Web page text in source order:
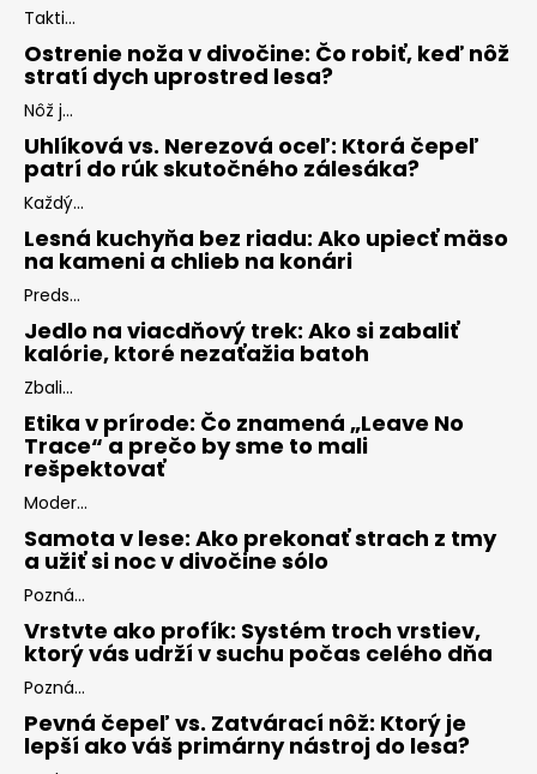
Takti...
Ostrenie noža v divočine: Čo robiť, keď nôž
stratí dych uprostred lesa?
Nôž j...
Uhlíková vs. Nerezová oceľ: Ktorá čepeľ
patrí do rúk skutočného zálesáka?
Každý...
Lesná kuchyňa bez riadu: Ako upiecť mäso
na kameni a chlieb na konári
Preds...
Jedlo na viacdňový trek: Ako si zabaliť
kalórie, ktoré nezaťažia batoh
Zbali...
Etika v prírode: Čo znamená „Leave No
Trace“ a prečo by sme to mali
rešpektovať
Moder...
Samota v lese: Ako prekonať strach z tmy
a užiť si noc v divočine sólo
Pozná...
Vrstvte ako profík: Systém troch vrstiev,
ktorý vás udrží v suchu počas celého dňa
Pozná...
Pevná čepeľ vs. Zatvárací nôž: Ktorý je
lepší ako váš primárny nástroj do lesa?